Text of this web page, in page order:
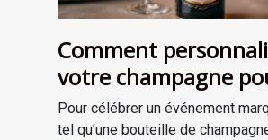
Comment
votre champagne
occasions spéciales ?
Pour célébrer un événement
tel qu’une bouteille de